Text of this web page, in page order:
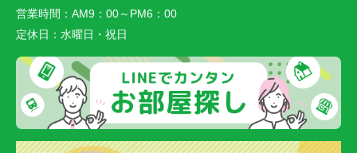
営業時間： AM9：00～PM6：00
定休日： 水曜日・祝日